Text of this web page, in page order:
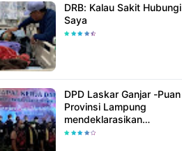
DRB: Kalau Sakit Hubungi
Saya
DPD Laskar Ganjar -Puan
Provinsi Lampung
mendeklarasikan
Mendukung Ganjar-Puan